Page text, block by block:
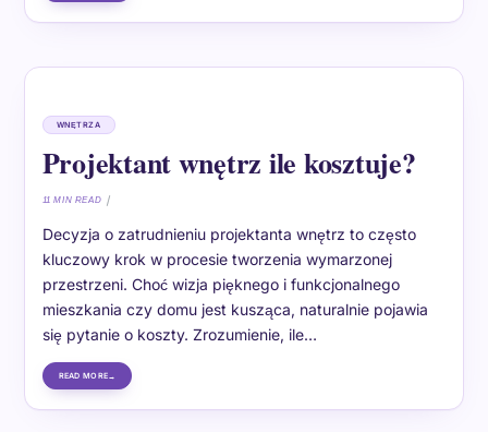
WNĘTRZA
Projektant wnętrz ile kosztuje?
11 MIN READ
Decyzja o zatrudnieniu projektanta wnętrz to często
kluczowy krok w procesie tworzenia wymarzonej
przestrzeni. Choć wizja pięknego i funkcjonalnego
mieszkania czy domu jest kusząca, naturalnie pojawia
się pytanie o koszty. Zrozumienie, ile…
READ MORE